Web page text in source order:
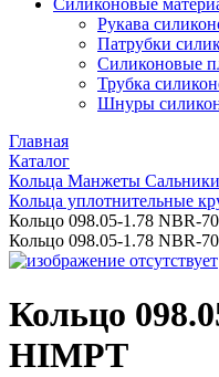
Силиконовые
Рукава
Патрубки
Силиконовые
Трубка
Шнуры
Главная
Каталог
Кольца Манжеты Сальники
Кольца уплотнительные
Кольцо 098.05-1.78 NBR-
Кольцо 098.05-1.78 NBR-
Кольцо
HIMPT